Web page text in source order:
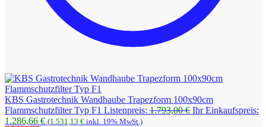
KBS Gastrotechnik Wandhaube Trapezform 100x90cm
Flammschutzfilter Typ F1 Listenpreis: 1.793,00€ Ursprünglicher
Ihr Einkaufspreis:
1.286,66 €Aktueller
(1.531,13 € inkl. 19% MwSt.)